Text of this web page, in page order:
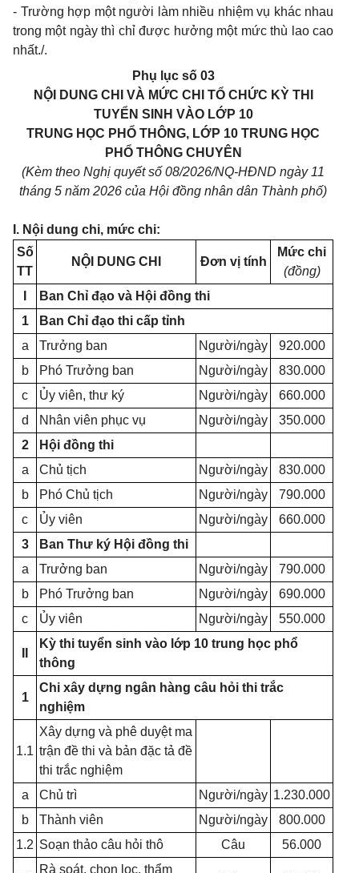
- Trường hợp một người làm nhiều nhiệm vụ khác nhau
trong một ngày thì chỉ được hưởng một mức thù lao cao
nhất./.
Phụ lục số 03
NỘI DUNG CHI VÀ MỨC CHI TỔ CHỨC KỲ THI
TUYỂN SINH VÀO LỚP 10
TRUNG HỌC PHỔ THÔNG, LỚP 10 TRUNG HỌC
PHỔ THÔNG CHUYÊN
(Kèm theo Nghị quyết số 08/2026/NQ-HĐND ngày 11
tháng 5 năm 2026 của Hội đồng nhân dân Thành phố)
I. Nội dung chi, mức chi:
Số
TT
NỘI DUNG CHI Đơn vị tính
Mức chi
(đồng)
Ban Chỉ đạo và Hội đồng thi
1
Ban Chỉ đạo thi cấp tỉnh
a
Trưởng ban Người/ngày
920.000
b
Phó Trưởng ban Người/ngày
830.000
c
Ủy viên, thư ký Người/ngày
660.000
d
Nhân viên phục vụ Người/ngày
350.000
2
Hội đồng thi
a
Chủ tịch Người/ngày
830.000
b
Phó Chủ tịch Người/ngày
790.000
c
Ủy viên Người/ngày
660.000
3
Ban Thư ký Hội đồng thi
a
Trưởng ban Người/ngày
790.000
b
Phó Trưởng ban Người/ngày
690.000
c
Ủy viên Người/ngày 550.000
Kỳ thi tuyển sinh vào lớp 10 trung học phổ
thông
1
Chi xây dựng ngân hàng câu hỏi thi trắc
nghiệm
1.1
Xây dựng và phê duyệt ma
trận đề thi và bản đặc tả đề
thi trắc nghiệm
a
Chủ trì Người/ngày 1.230.000
b
Thành viên Người/ngày
800.000
1.2 Soạn thảo câu hỏi thô Câu 56.000
Rà soát, chọn lọc, thẩm